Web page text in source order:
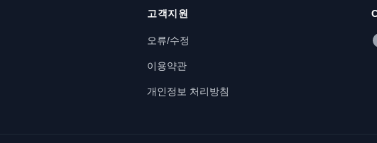
고객지원
오류/수정
이용약관
개인정보 처리방침